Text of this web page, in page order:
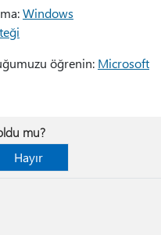
Windows
öğrenin: Microsoft
mu?
Hayır